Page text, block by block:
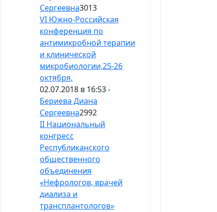
Сергеевна3013
VI Южно-Российская
конференция по
антимикробной терапии
и клинической
микробиологии,25-26
октября.
02.07.2018 в 16:53 -
Бериева Диана
Сергеевна2992
II Национальный
конгресс
Республиканского
общественного
объединения
«Нефрологов, врачей
диализа и
трансплантологов»